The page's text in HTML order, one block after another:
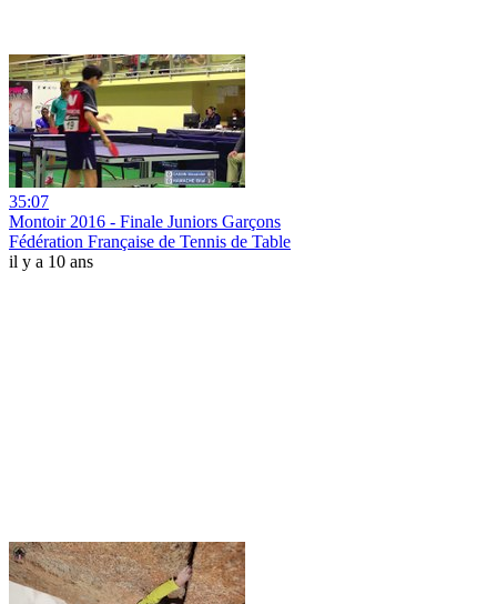
35:07
Montoir 2016 - Finale Juniors Garçons
Fédération Française de Tennis de Table
il y a 10 ans